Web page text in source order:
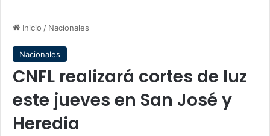
Inicio / Nacionales
Nacionales
CNFL realizará cortes de luz
este jueves en San José y
Heredia